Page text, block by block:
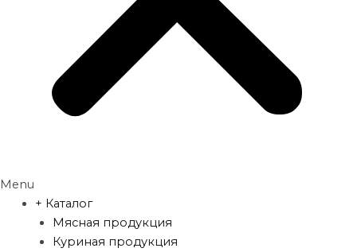
Menu
+ Каталог
Мясная продукция
Куриная продукция